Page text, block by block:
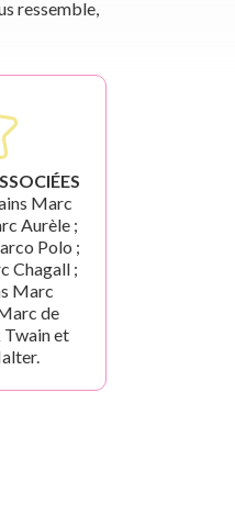
ressemble,
Marc
Aurèle ;
Polo ;
Chagall ;
Marc
de
et